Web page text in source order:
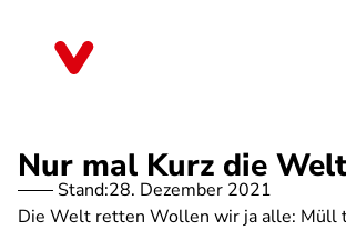
Nur mal Kurz die
Stand:28. Dezember 2021
Die Welt retten Wollen wir ja alle: Müll